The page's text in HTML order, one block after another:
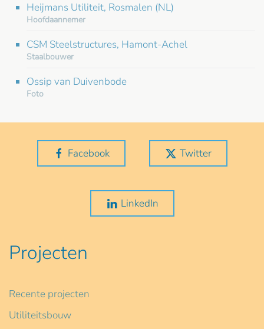
Heijmans Utiliteit, Rosmalen (NL)
Hoofdaannemer
CSM Steelstructures, Hamont-Achel
Staalbouwer
Ossip van Duivenbode
Foto
Facebook Twitter
LinkedIn
Projecten
Recente projecten
Utiliteitsbouw